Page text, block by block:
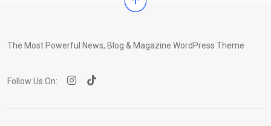
The Most Powerful News, Blog & Magazine WordPress Theme
Follow Us On: